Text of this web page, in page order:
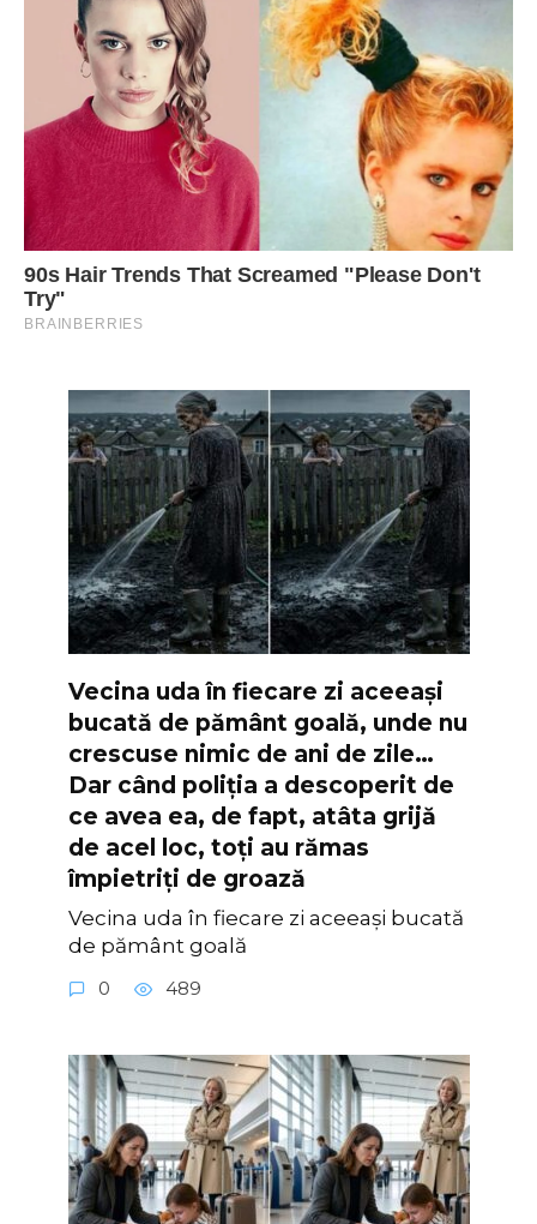
Vecina uda în fiecare zi aceeași
bucată de pământ goală, unde nu
crescuse nimic de ani de zile…
Dar când poliția a descoperit de
ce avea ea, de fapt, atâta grijă
de acel loc, toți au rămas
împietriți de groază
Vecina uda în fiecare zi aceeași bucată
de pământ goală
0 489